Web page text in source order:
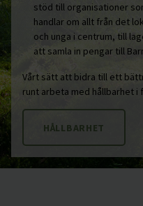
stöd till organisationer
handlar om allt från det
och unga i centrum, till
att samla in pengar till
Vårt sätt att bidra till ett
runt arbeta med hållbarhet i
HÅLLBARHET